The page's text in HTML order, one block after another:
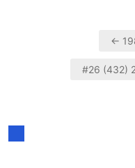
Навигация
←
#26 (432)